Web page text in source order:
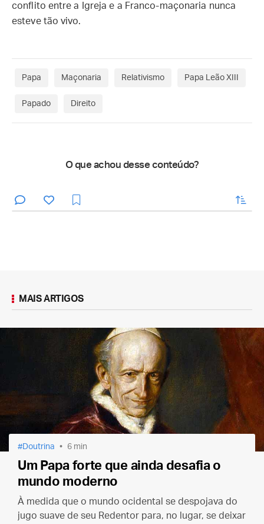
conflito entre a Igreja e a Franco-maçonaria nunca
esteve tão vivo.
Papa Maçonaria Relativismo Papa Leão XIII
Papado Direito
O que achou desse conteúdo?
enviar
MAIS ARTIGOS
Doutrina 6 min
Um Papa forte que ainda desafia o
mundo moderno
À medida que o mundo ocidental se despojava do
jugo suave de seu Redentor para, no lugar, se deixar